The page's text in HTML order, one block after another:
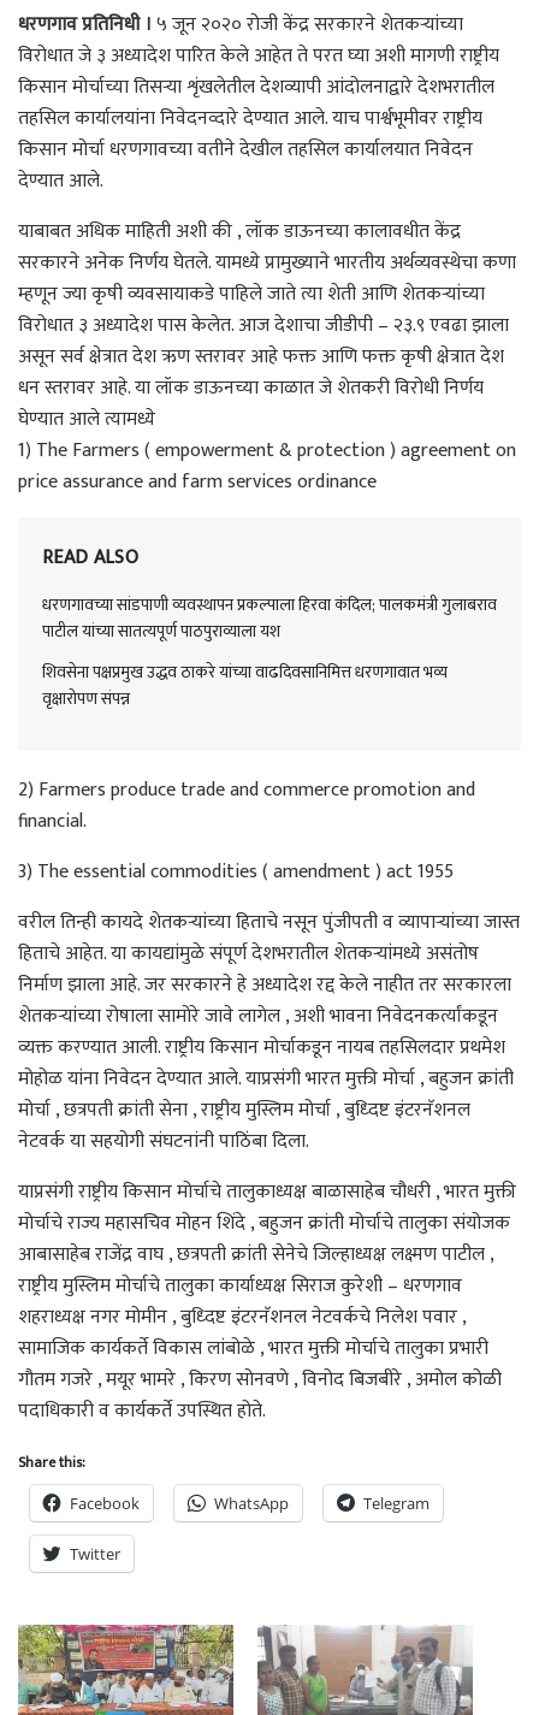
धरणगाव प्रतिनिधी ।५ जून २०२० रोजी केंद्र सरकारने शेतकऱ्यांच्या
विरोधात जे ३ अध्यादेश पारित केले आहेत ते परत घ्या अशी मागणी राष्ट्रीय
किसान मोर्चाच्या तिसऱ्या शृंखलेतील देशव्यापी आंदोलनाद्वारे देशभरातील
तहसिल कार्यालयांना निवेदनव्दारे देण्यात आले. याच पार्श्वभूमीवर राष्ट्रीय
किसान मोर्चा धरणगावच्या वतीने देखील तहसिल कार्यालयात निवेदन
देण्यात आले.
याबाबत अधिक माहिती अशी की , लॉक डाऊनच्या कालावधीत केंद्र
सरकारने अनेक निर्णय घेतले. यामध्ये प्रामुख्याने भारतीय अर्थव्यवस्थेचा कणा
म्हणून ज्या कृषी व्यवसायाकडे पाहिले जाते त्या शेती आणि शेतकऱ्यांच्या
विरोधात ३ अध्यादेश पास केलेत. आज देशाचा जीडीपी – २३.९ एवढा झाला
असून सर्व क्षेत्रात देश ऋण स्तरावर आहे फक्त आणि फक्त कृषी क्षेत्रात देश
धन स्तरावर आहे. या लॉक डाऊनच्या काळात जे शेतकरी विरोधी निर्णय
घेण्यात आले त्यामध्ये
1) The Farmers ( empowerment & protection ) agreement on
price assurance and farm services ordinance
READ ALSO
धरणगावच्या सांडपाणी व्यवस्थापन प्रकल्पाला हिरवा कंदिल; पालकमंत्री गुलाबराव
पाटील यांच्या सातत्यपूर्ण पाठपुराव्याला यश
शिवसेना पक्षप्रमुख उद्धव ठाकरे यांच्या वाढदिवसानिमित्त धरणगावात भव्य
वृक्षारोपण संपन्न
2) Farmers produce trade and commerce promotion and
financial.
3) The essential commodities ( amendment ) act 1955
वरील तिन्ही कायदे शेतकऱ्यांच्या हिताचे नसून पुंजीपती व व्यापाऱ्यांच्या जास्त
हिताचे आहेत. या कायद्यांमुळे संपूर्ण देशभरातील शेतकऱ्यांमध्ये असंतोष
निर्माण झाला आहे. जर सरकारने हे अध्यादेश रद्द केले नाहीत तर सरकारला
शेतकऱ्यांच्या रोषाला सामोरे जावे लागेल , अशी भावना निवेदनकर्त्यांकडून
व्यक्त करण्यात आली. राष्ट्रीय किसान मोर्चाकडून नायब तहसिलदार प्रथमेश
मोहोळ यांना निवेदन देण्यात आले. याप्रसंगी भारत मुक्ती मोर्चा , बहुजन क्रांती
मोर्चा , छत्रपती क्रांती सेना , राष्ट्रीय मुस्लिम मोर्चा , बुध्दिष्ट इंटरनॅशनल
नेटवर्क या सहयोगी संघटनांनी पाठिंबा दिला.
याप्रसंगी राष्ट्रीय किसान मोर्चाचे तालुकाध्यक्ष बाळासाहेब चौधरी , भारत मुक्ती
मोर्चाचे राज्य महासचिव मोहन शिंदे , बहुजन क्रांती मोर्चाचे तालुका संयोजक
आबासाहेब राजेंद्र वाघ , छत्रपती क्रांती सेनेचे जिल्हाध्यक्ष लक्ष्मण पाटील ,
राष्ट्रीय मुस्लिम मोर्चाचे तालुका कार्याध्यक्ष सिराज कुरेशी – धरणगाव
शहराध्यक्ष नगर मोमीन , बुध्दिष्ट इंटरनॅशनल नेटवर्कचे निलेश पवार ,
सामाजिक कार्यकर्ते विकास लांबोळे , भारत मुक्ती मोर्चाचे तालुका प्रभारी
गौतम गजरे , मयूर भामरे , किरण सोनवणे , विनोद बिजबीरे , अमोल कोळी
पदाधिकारी व कार्यकर्ते उपस्थित होते.
Share this:
Facebook WhatsApp Telegram
Twitter